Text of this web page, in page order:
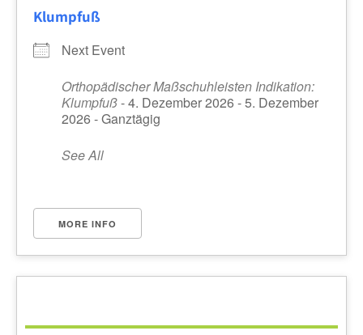
Klumpfuß
Next Event
Orthopädischer Maßschuhleisten Indikation:
Klumpfuß- 4. Dezember 2026 - 5. Dezember
2026 - Ganztägig
See All
MORE INFO